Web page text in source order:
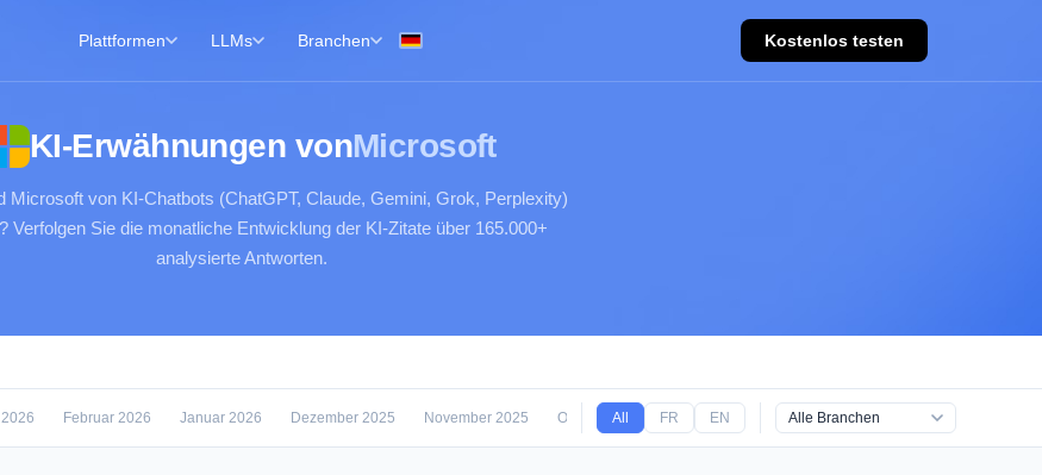
Plattformen LLMs Branchen Kostenlos testen
KI-Erwähnungen vonMicrosoft
Microsoft von KI-Chatbots (ChatGPT, Claude, Gemini, Grok, Perplexity)
Verfolgen Sie die monatliche Entwicklung der KI-Zitate über 165.000+
analysierte Antworten.
Februar 2026 Januar 2026 Dezember 2025 November 2025 Oktober 2025 September 2025 August 2025
All FR EN